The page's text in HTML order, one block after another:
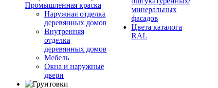
Промышленная краска
Наружная отделка
деревянных домов
Внутренняя
отделка
деревянных домов
Мебель
Окна и наружные
двери
минеральных
фасадов
Цвета каталога
RAL